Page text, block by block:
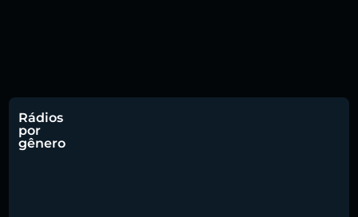
Rádios
por
gênero